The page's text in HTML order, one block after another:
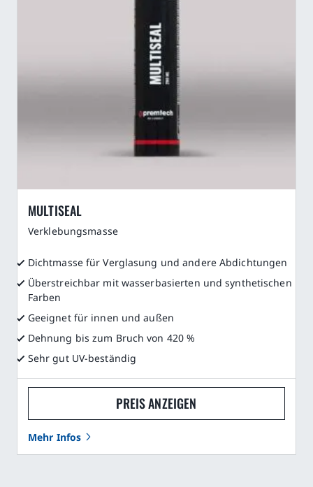
MULTISEAL
Verklebungsmasse
Dichtmasse für Verglasung und andere Abdichtungen
Überstreichbar mit wasserbasierten und synthetischen
Farben
Geeignet für innen und außen
Dehnung bis zum Bruch von 420 %
Sehr gut UV-beständig
PREIS ANZEIGEN
Mehr Infos